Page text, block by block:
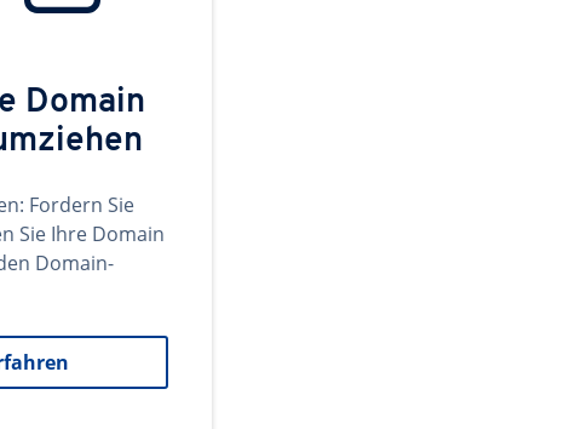
Domain
Fordern Sie
Sie Ihre Domain
Domain-